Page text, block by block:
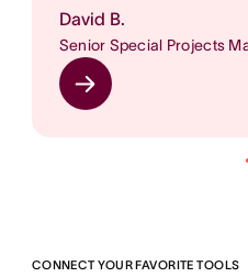
David B.
Senior Special Projects
CONNECT YOUR FAVORITE TOOLS